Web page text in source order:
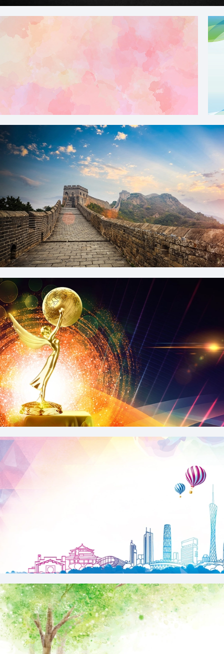
小清新水彩商务纹理背景
唯美长城风景背景
大气闪耀奖杯颁奖典礼展板背景素材
广州城市旅游清新几何渐变海报背景